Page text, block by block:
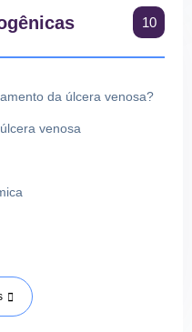
10
da úlcera venosa?
venosa